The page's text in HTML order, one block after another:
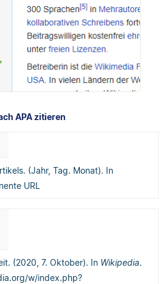
APA zitieren
(Jahr, Tag. Monat). In
URL
(2020, 7. Oktober). In Wikipedia.
w/index.php?